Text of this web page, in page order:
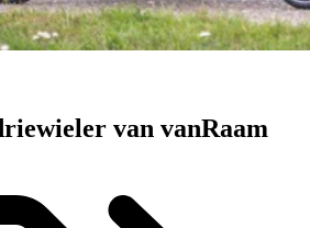
van vanRaam